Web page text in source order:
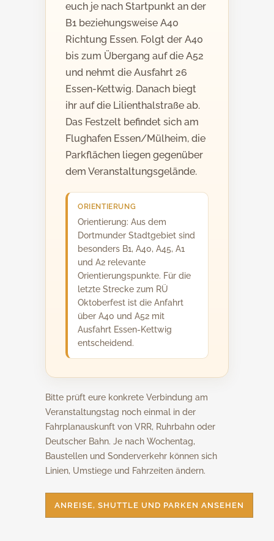
euch je nach Startpunkt an der
B1 beziehungsweise A40
Richtung Essen. Folgt der A40
bis zum Übergang auf die A52
und nehmt die Ausfahrt 26
Essen-Kettwig. Danach biegt
ihr auf die Lilienthalstraße ab.
Das Festzelt befindet sich am
Flughafen Essen/Mülheim, die
Parkflächen liegen gegenüber
dem Veranstaltungsgelände.
ORIENTIERUNG
Orientierung: Aus dem
Dortmunder Stadtgebiet sind
besonders B1, A40, A45, A1
und A2 relevante
Orientierungspunkte. Für die
letzte Strecke zum RÜ
Oktoberfest ist die Anfahrt
über A40 und A52 mit
Ausfahrt Essen-Kettwig
entscheidend.
Bitte prüft eure konkrete Verbindung am
Veranstaltungstag noch einmal in der
Fahrplanauskunft von VRR, Ruhrbahn oder
Deutscher Bahn. Je nach Wochentag,
Baustellen und Sonderverkehr können sich
Linien, Umstiege und Fahrzeiten ändern.
ANREISE, SHUTTLE UND PARKEN ANSEHEN